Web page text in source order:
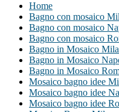
Home
Bagno con mosaico
Bagno con mosaico
Bagno con mosaico
Bagno in Mosaico
Bagno in Mosaico
Bagno in Mosaico
Mosaico bagno idee
Mosaico bagno idee
Mosaico bagno idee